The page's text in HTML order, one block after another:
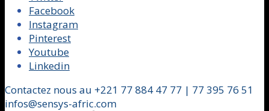
Facebook
Instagram
Pinterest
Youtube
Linkedin
Contactez nous au +221 77 884 47 77 | 77 395 76 51
infos@sensys-afric.com